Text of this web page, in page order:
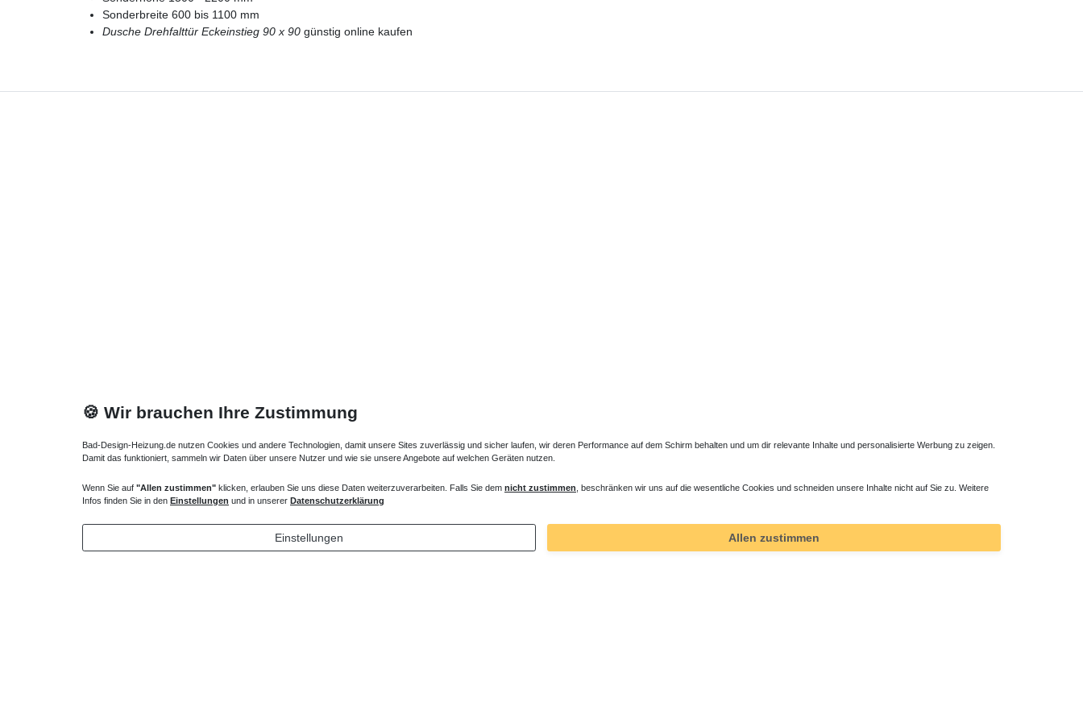
Sonderbreite 600 bis 1100 mm
Dusche Drehfalttür Eckeinstieg 90 x 90 günstig online kaufen
Mineralguss Acryl Duschwanne 90 x 90 x 1,5 cm
453,60 € *
Mineralguss Duschwanne Steinoptik 90 x 90 x 1,5
cm
651,00 € *
*inkl. ges. MwSt.
Mineralguss Duschwanne plan 90 x 90 cm
549,15 € *
Duschwanne Mineralguss 90 x 90 x 2 cm
396,90 € *
*inkl. ges. MwSt.
🍪 Wir brauchen Ihre Zustimmung
Bad-Design-Heizung.de nutzen Cookies und andere Technologien, damit unsere Sites zuverlässig und sicher laufen, wir deren Performance auf dem Schirm behalten und um dir relevante Inhalte und personalisierte Werbung zu zeigen.
Damit das funktioniert, sammeln wir Daten über unsere Nutzer und wie sie unsere Angebote auf welchen Geräten nutzen.
Wenn Sie auf "Allen zustimmen" klicken, erlauben Sie uns diese Daten weiterzuverarbeiten. Falls Sie dem nicht zustimmen , beschränken wir uns auf die wesentliche Cookies und schneiden unsere Inhalte nicht auf Sie zu. Weitere
Infos finden Sie in den Einstellungen und in unserer Datenschutzerklärung
Einstellungen Allen zustimmen